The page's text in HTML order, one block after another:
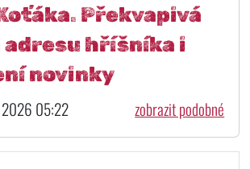
Překvapivá
adresu hříšníka i
novinky
2026 05:22 zobrazit podobné